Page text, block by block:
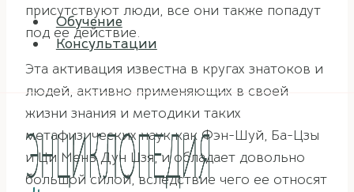
Обучение
Консультации
присутствуют люди, все они также попадут
под ее действие.
Эта активация известна в кругах знатоков и
людей, активно применяющих в своей
жизни знания и методики таких
метафизических наук как Фэн-Шуй, Ба-Цзы
и Ци Мень Дун Цзя, и обладает довольно
большой силой, вследствие чего ее относят